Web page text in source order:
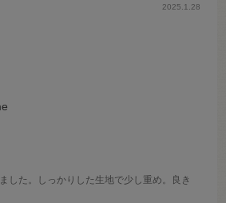
2025.1.28
した。しっかりした生地で少し重め。良き